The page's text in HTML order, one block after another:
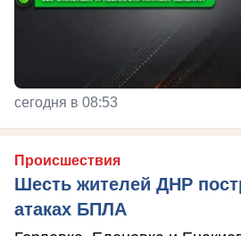
сегодня в 08:53
Происшествия
Шесть жителей ДНР
атаках БПЛА